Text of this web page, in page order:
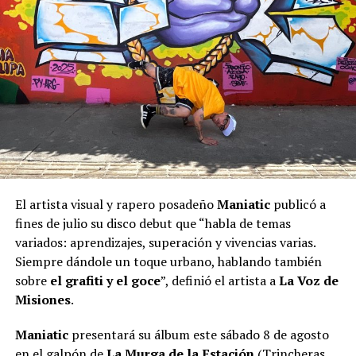
trabajan para darle alegría al pueblo para que se sumen.
Porque este reconocimiento no sucede todos los días, ni
en todas las provincias, y es muy valioso”.
En ese sentido, elSecretario de Estado de Cultura,
Joselo Schuap, adelantó en el mismo comunicado que,
en octubre, la cantante compartirá una gira por el
interior de Misiones con “Cultura en Movimiento”.
valiosa nos acompañe. Una mujer chamamecera de ley;
la más importante que hemos tenido”, apuntóSchuap
El artista visual y rapero posadeñoManiaticpublicó a
fines de julio su disco debut que “habla de temas
variados: aprendizajes, superación y vivencias varias.
Siempre dándole un toque urbano, hablando también
sobre el grafiti y el goce”, definió el artista aLa Voz de
Misiones.
Maniaticpresentará su álbum este sábado 8 de agosto